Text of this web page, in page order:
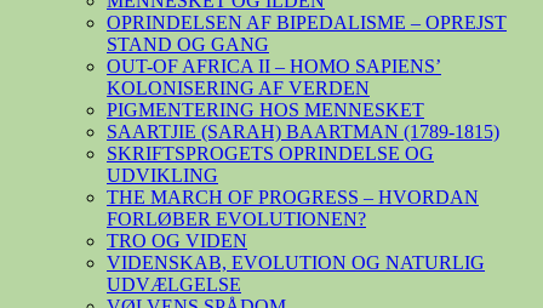
OPRINDELSEN AF BIPEDALISME – OPREJST
STAND OG GANG
OUT-OF AFRICA II – HOMO SAPIENS’
KOLONISERING AF VERDEN
PIGMENTERING HOS MENNESKET
SAARTJIE (SARAH) BAARTMAN (1789-1815)
SKRIFTSPROGETS OPRINDELSE OG
UDVIKLING
THE MARCH OF PROGRESS – HVORDAN
FORLØBER EVOLUTIONEN?
TRO OG VIDEN
VIDENSKAB, EVOLUTION OG NATURLIG
UDVÆLGELSE